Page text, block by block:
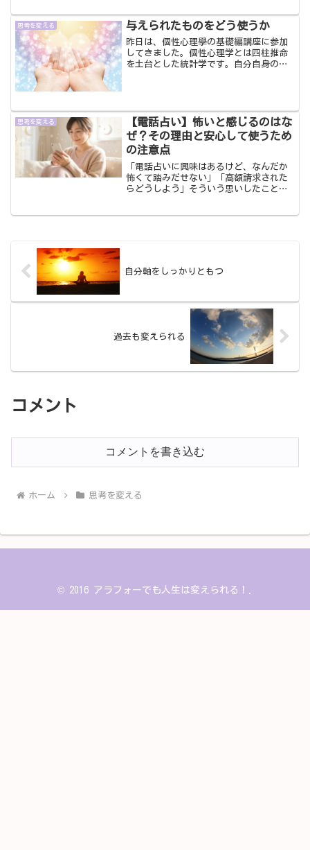
思考を変える 与えられたものをどう使うか
昨日は、個性心理學の基礎編講座に参加
してきました。個性心理学とは四柱推命
を土台とした統計学です。自分自身の勉
思考を変える
【電話占い】怖いと感じるのはな
ぜ？その理由と安心して使うため
の注意点
「電話占いに興味はあるけど、なんだか
怖くて踏みだせない」「高額請求された
らどうしよう」そういう思いしたことあ
自分軸をしっかりともつ
過去も変えられる
コメント
コメントを書き込む
ホーム 思考を変える
© 2016 アラフォーでも人生は変えられる！.